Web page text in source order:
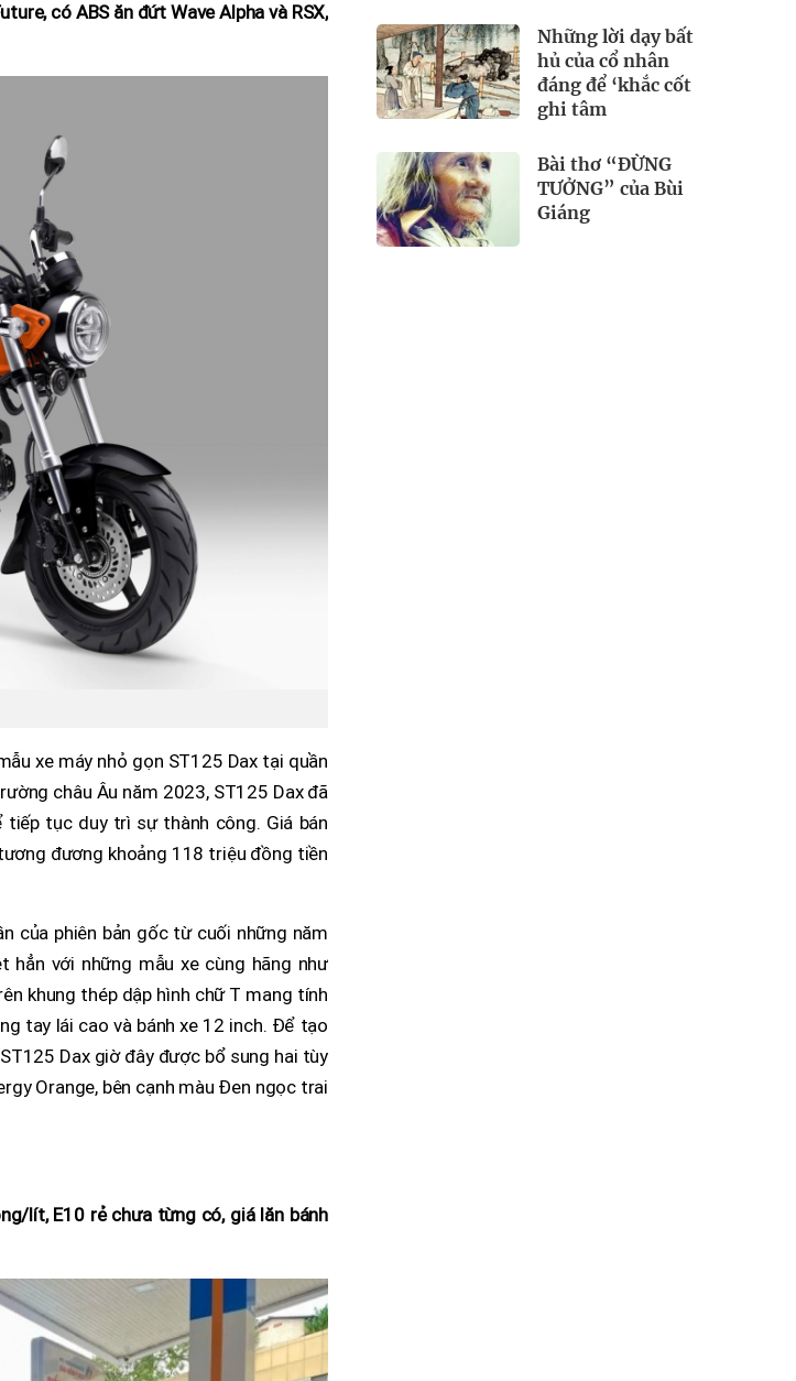
có ABS ăn đứt Wave Alpha và RSX,
xe máy nhỏ gọn ST125 Dax tại quần
châu Âu năm 2023, ST125 Dax đã
tiếp tục duy trì sự thành công. Giá bán
đương khoảng 118 triệu đồng tiền
của phiên bản gốc từ cuối những năm
hẳn với những mẫu xe cùng hãng như
khung thép dập hình chữ T mang tính
tay lái cao và bánh xe 12 inch. Để tạo
Dax giờ đây được bổ sung hai tùy
Orange, bên cạnh màu Đen ngọc trai
lít, E10 rẻ chưa từng có, giá lăn bánh
Những lời dạy bất
hủ của cổ nhân
đáng để ‘khắc cốt
ghi tâm
Bài thơ “ĐỪNG
TƯỞNG” của Bùi
Giáng